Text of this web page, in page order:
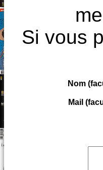
Si vous
Nom
Mail